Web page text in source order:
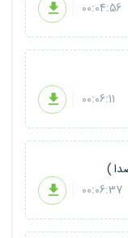
00:04:56
00:06:11
00:06:37